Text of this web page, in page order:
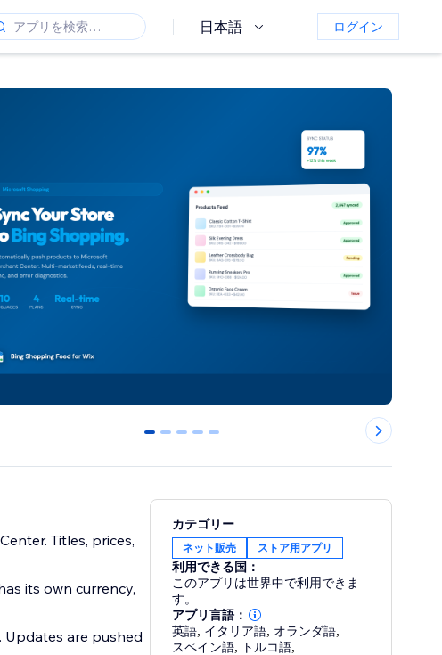
日本語 ログイン
0 1 2 3 4
Titles, prices,
its own currency,
Updates are pushed
カテゴリー
ネット販売 ストア用アプリ
利用できる国：
このアプリは世界中で利用できま
す。
アプリ言語：
英語, イタリア語, オランダ語,
スペイン語, トルコ語,